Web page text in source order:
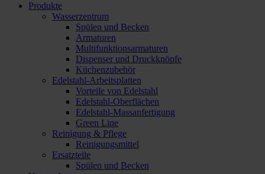
Produkte
Wasserzentrum
Spülen und Becken
Armaturen
Multifunktionsarmaturen
Dispenser und Druckknöpfe
Küchenzubehör
Edelstahl-Arbeitsplatten
Vorteile von Edelstahl
Edelstahl-Oberflächen
Edelstahl-Massanfertigung
Green Line
Reinigung & Pflege
Reinigungsmittel
Ersatzteile
Spülen und Becken